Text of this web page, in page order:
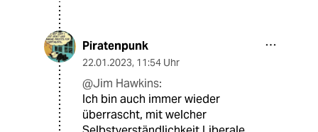
Piratenpunk
22.01.2023, 11:54 Uhr
@Jim Hawkins:
Ich bin auch immer wieder
überrascht, mit welcher